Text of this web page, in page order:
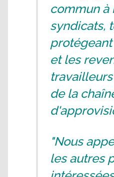
commun à
syndicats,
et les
de la
"Nous
les autres